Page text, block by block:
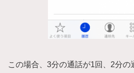
この場合、3分の通話が1回、2分の